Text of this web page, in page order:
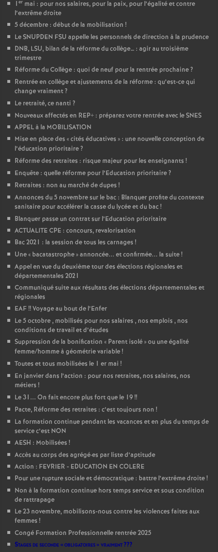
1 er mai : pour nos salaires, pour la paix, pour l’égalité et contre
l’extrême droite
5 décembre : début de la mobilisation !
Le SNUPDEN FSU appelle les personnels de direction à la prudence
DNB, LSU, bilan de la réforme du collège… : agir au troisième
trimestre
Réforme du Collège : quoi de neuf pour la rentrée prochaine?
Rentrée en collège et ajustements de la réforme : qu’est-ce qui
change vraiment?
Le retraité, ce nanti ?
Nouveaux affectés en REP+ : préparez votre rentrée avec le SNES
APPEL à la MOBILISATION
Mise en place des «cités éducatives » : une nouvelle conception de
l’éducation prioritaire?
Réforme des retraites : risque majeur pour les enseignants !
Enquête : quelle réforme pour l’Education prioritaire?
Retraites : non au marché de dupes !
Annonces du 5 novembre sur le bac : Blanquer profite du contexte
sanitaire pour accélérer la casse du lycée et du bac!
Blanquer passe un contrat sur l’Education prioritaire
ACTUALITE CPE : concours, revalorisation
Bac 2021 : la session de tous les carnages !
Une « bacatastrophe» annoncée... et confirmée... la suite!
Appel en vue du deuxième tour des élections régionales et
départementales 2021
Communiqué suite aux résultats des élections départementales et
régionales
EAF!! Voyage au bout de l’Enfer
Le 5 octobre , mobilisés pour nos salaires , nos emplois , nos
conditions de travail et d’études
Suppression de la bonification « Parent isolé» ou une égalité
femme/homme à géométrie variable!
Toutes et tous mobilisées le 1 er mai !
En janvier dans l’action : pour nos retraites, nos salaires, nos
métiers !
Le 31... On fait encore plus fort que le 19!!
Pacte, Réforme des retraites : c’est toujours non !
La formation continue pendant les vacances et en plus du temps de
service c’est NON
AESH : Mobilisées !
Accès au corps des agrégé·es par liste d’aptitude
Action : FEVRIER - EDUCATION EN COLERE
Pour une rupture sociale et démocratique : battre l’extrême droite!
Non à la formation continue hors temps service et sous condition
de rattrapage
Le 23 novembre, mobilisons-nous contre les violences faites aux
femmes !
Congé Formation Professionnelle rentrée 2025
Stages de seconde «obligatoires» vraiment???